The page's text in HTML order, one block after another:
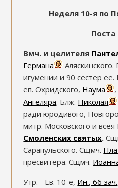
Неделя 10-я по
Поста
Вмч. и целителя
Германа
игумении и 90 сестер ее.
еп. Охридского, Наума
Ангеляра. Блж. Николая
ради юродивого,
митр. Московского и всея
Смоленских святых.
Сарапульского. Сщмч.
пресвитера. Сщмч.
Утр. - Ев. 10-е, Ин., 66